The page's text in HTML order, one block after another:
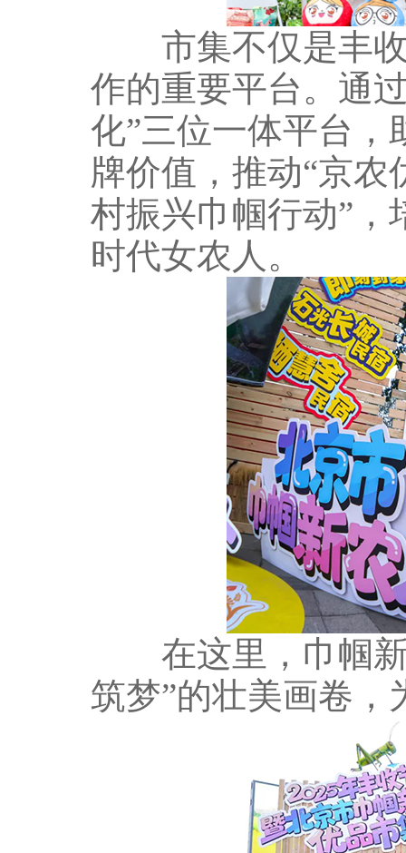
市集不仅是丰收
作的重要平台。通
化”三位一体平台
牌价值，推动“京农
村振兴巾帼行动”
时代女农人。
在这里，巾帼新
筑梦”的壮美画卷，